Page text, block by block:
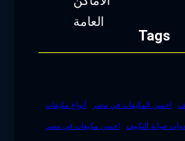
Tags
أنواع مكيفات احسن المكيفات في مصر
احسن مكيفات في مصر صيانة التكييف